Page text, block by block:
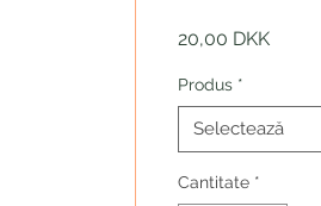
20,00 DKKPreț
Produs *
Selectează
Cantitate *